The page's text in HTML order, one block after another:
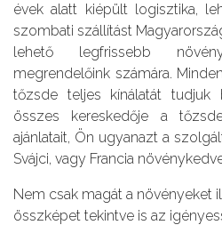
évek alatt kiépült logisztika,
szombati szállítást
lehető legfrissebb
megrendelőink számára.
tőzsde teljes kínálatát tudjuk
összes kereskedője a
ajánlatait, Ön ugyanazt a
Svájci, vagy Francia
Nem csak magát a növényeket
összképet tekintve is az